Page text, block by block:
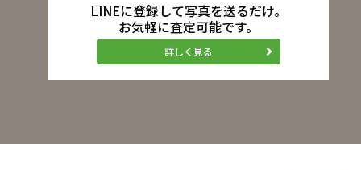
LINEに登録して写真を送るだけ。
お気軽に査定可能です。
詳しく見る